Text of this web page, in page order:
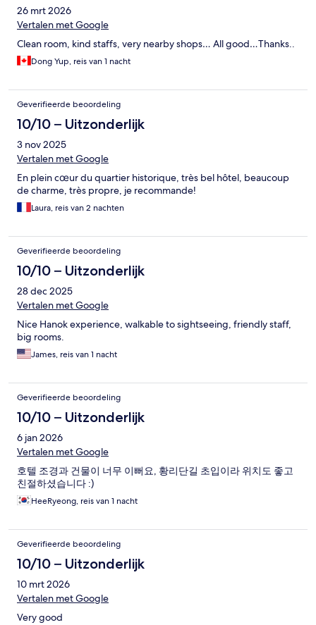
26 mrt 2026
Vertalen met Google
Clean room, kind staffs, very nearby shops… All good…Thanks..
Dong Yup, reis van 1 nacht
Geverifieerde beoordeling
10/10 – Uitzonderlijk
3 nov 2025
Vertalen met Google
En plein cœur du quartier historique, très bel hôtel, beaucoup
de charme, très propre, je recommande!
Laura, reis van 2 nachten
Geverifieerde beoordeling
10/10 – Uitzonderlijk
28 dec 2025
Vertalen met Google
Nice Hanok experience, walkable to sightseeing, friendly staff,
big rooms.
James, reis van 1 nacht
Geverifieerde beoordeling
10/10 – Uitzonderlijk
6 jan 2026
Vertalen met Google
호텔 조경과 건물이 너무 이뻐요, 황리단길 초입이라 위치도 좋고
친절하셨습니다 :)
HeeRyeong, reis van 1 nacht
Geverifieerde beoordeling
10/10 – Uitzonderlijk
10 mrt 2026
Vertalen met Google
Very good